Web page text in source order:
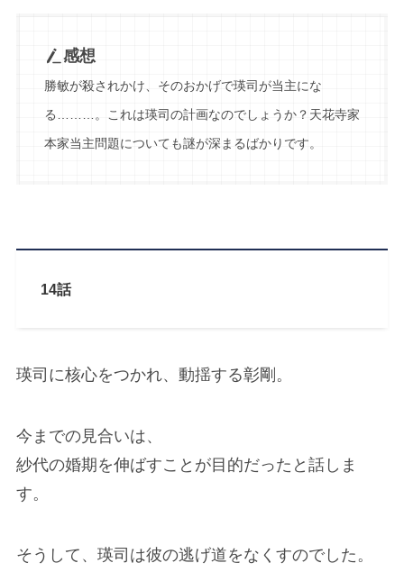
感想
勝敏が殺されかけ、そのおかげで瑛司が当主にな
る………。これは瑛司の計画なのでしょうか？天花寺家
本家当主問題についても謎が深まるばかりです。
14話
瑛司に核心をつかれ、動揺する彰剛。
今までの見合いは、
紗代の婚期を伸ばすことが目的だったと話しま
す。
そうして、瑛司は彼の逃げ道をなくすのでした。